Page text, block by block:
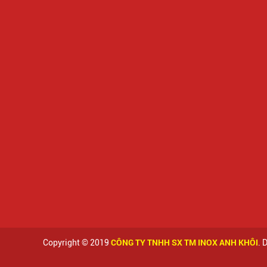
Copyright © 2019 CÔNG TY TNHH SX TM INOX ANH KHÔI .